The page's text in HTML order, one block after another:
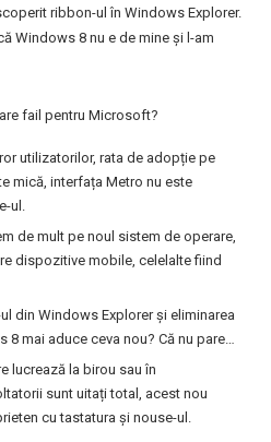
ribbon-ul în Windows Explorer.
Windows 8 nu e de mine și l-am
fail pentru Microsoft?
utilizatorilor, rata de adopție pe
mică, interfața Metro nu este
ul.
de mult pe noul sistem de operare,
dispozitive mobile, celelalte fiind
din Windows Explorer și eliminarea
8 mai aduce ceva nou? Că nu pare…
lucrează la birou sau în
sunt uitați total, acest nou
cu tastatura și nouse-ul.